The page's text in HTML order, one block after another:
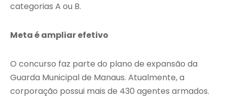
categorias A ou B.
Meta é ampliar efetivo
O concurso faz parte do plano de expansão da
Guarda Municipal de Manaus. Atualmente, a
corporação possui mais de 430 agentes armados.